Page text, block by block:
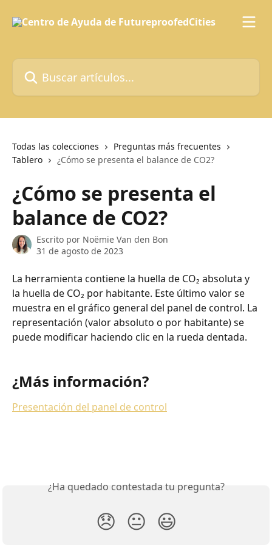
Buscar artículos...
Todas las colecciones
Preguntas más frecuentes
Tablero
¿Cómo se presenta el balance de CO2?
¿Cómo se presenta el
balance de CO2?
Escrito por Noëmie Van den Bon
31 de agosto de 2023
La herramienta contiene la huella de CO₂ absoluta y
la huella de CO₂ por habitante. Este último valor se
muestra en el gráfico general del panel de control. La
representación (valor absoluto o por habitante) se
puede modificar haciendo clic en la rueda dentada.
¿Más información?
Presentación del panel de control
¿Ha quedado contestada tu pregunta?
😞 😐 😃